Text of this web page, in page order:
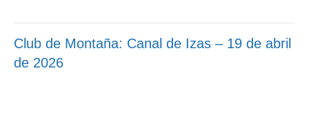
Club de Montaña: Canal de Izas – 19 de abril
de 2026